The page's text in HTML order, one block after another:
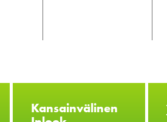
Kansainvälinen